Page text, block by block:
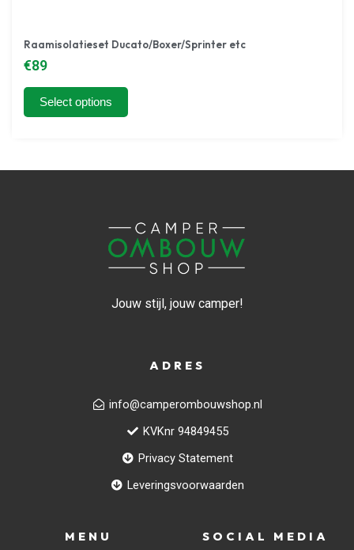
Raamisolatieset Ducato/Boxer/Sprinter etc
€89
Select options
Jouw stijl, jouw camper!
ADRES
info@camperombouwshop.nl
KVKnr 94849455
Privacy Statement
Leveringsvoorwaarden
MENU SOCIAL MEDIA